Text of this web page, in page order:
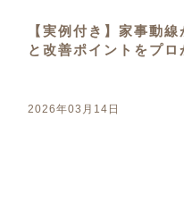
【実例付き】家事動
と改善ポイントをプロ
2026年03月14日